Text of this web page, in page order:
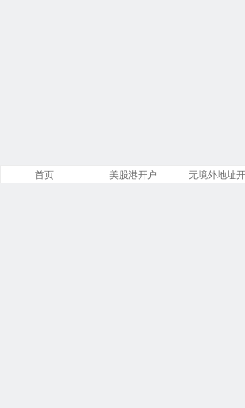
首页 美股港开户 无境外地址